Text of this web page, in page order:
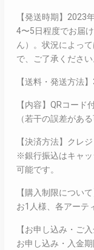
【発送時期】2023
4〜5日程度でお届
ん）。状況によっ
で、ご了承ください
【送料・発送方法
【内容】QRコー
（若干の誤差があ
【決済方法】クレ
※銀行振込はキャッ
可能です。
【購入制限について
お1人様、各アーテ
【お申し込み・ご入
お申し込み・入金